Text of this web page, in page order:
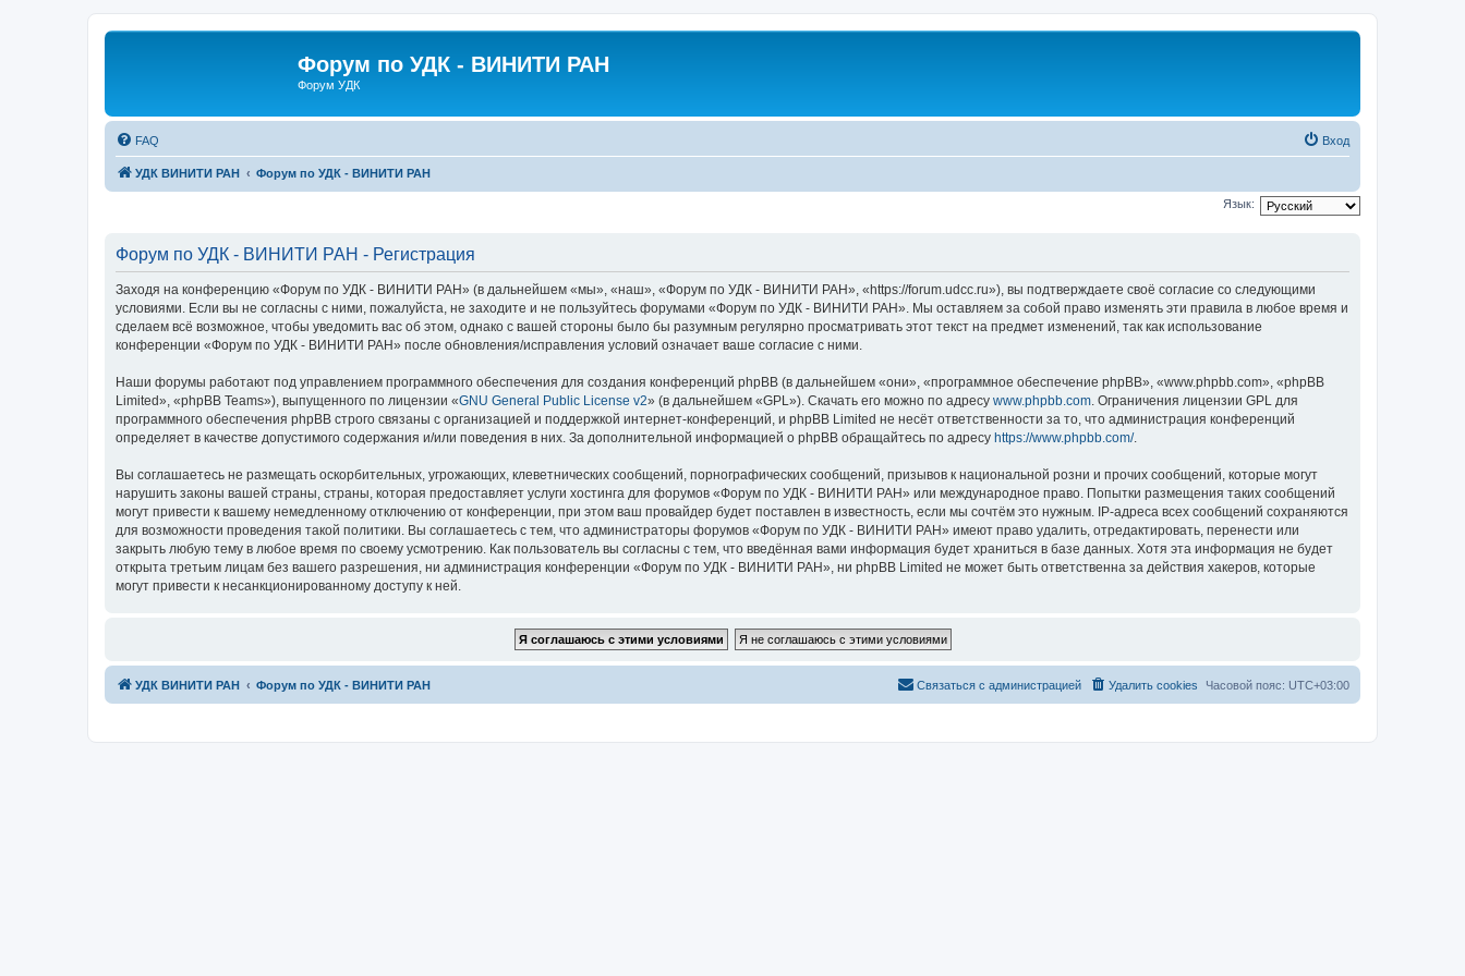
Форум по УДК - ВИНИТИ РАН
Форум УДК
FAQ Вход
УДК ВИНИТИ РАН Форум по УДК - ВИНИТИ РАН
Язык:
Форум по УДК - ВИНИТИ РАН - Регистрация
Заходя на конференцию «Форум по УДК - ВИНИТИ РАН» (в дальнейшем «мы», «наш», «Форум по УДК - ВИНИТИ РАН», «https://forum.udcc.ru»), вы подтверждаете своё согласие со следующими
условиями. Если вы не согласны с ними, пожалуйста, не заходите и не пользуйтесь форумами «Форум по УДК - ВИНИТИ РАН». Мы оставляем за собой право изменять эти правила в любое время и
сделаем всё возможное, чтобы уведомить вас об этом, однако с вашей стороны было бы разумным регулярно просматривать этот текст на предмет изменений, так как использование
конференции «Форум по УДК - ВИНИТИ РАН» после обновления/исправления условий означает ваше согласие с ними.
Наши форумы работают под управлением программного обеспечения для создания конференций phpBB (в дальнейшем «они», «программное обеспечение phpBB», «www.phpbb.com», «phpBB
Limited», «phpBB Teams»), выпущенного по лицензии «GNU General Public License v2» (в дальнейшем «GPL»). Скачать его можно по адресу www.phpbb.com. Ограничения лицензии GPL для
программного обеспечения phpBB строго связаны с организацией и поддержкой интернет-конференций, и phpBB Limited не несёт ответственности за то, что администрация конференций
определяет в качестве допустимого содержания и/или поведения в них. За дополнительной информацией о phpBB обращайтесь по адресу https://www.phpbb.com/.
Вы соглашаетесь не размещать оскорбительных, угрожающих, клеветнических сообщений, порнографических сообщений, призывов к национальной розни и прочих сообщений, которые могут
нарушить законы вашей страны, страны, которая предоставляет услуги хостинга для форумов «Форум по УДК - ВИНИТИ РАН» или международное право. Попытки размещения таких сообщений
могут привести к вашему немедленному отключению от конференции, при этом ваш провайдер будет поставлен в известность, если мы сочтём это нужным. IP-адреса всех сообщений сохраняются
для возможности проведения такой политики. Вы соглашаетесь с тем, что администраторы форумов «Форум по УДК - ВИНИТИ РАН» имеют право удалить, отредактировать, перенести или
закрыть любую тему в любое время по своему усмотрению. Как пользователь вы согласны с тем, что введённая вами информация будет храниться в базе данных. Хотя эта информация не будет
открыта третьим лицам без вашего разрешения, ни администрация конференции «Форум по УДК - ВИНИТИ РАН», ни phpBB Limited не может быть ответственна за действия хакеров, которые
могут привести к несанкционированному доступу к ней.
УДК ВИНИТИ РАН Форум по УДК - ВИНИТИ РАН Часовой пояс: UTC+03:00
Удалить cookies
Связаться с администрацией